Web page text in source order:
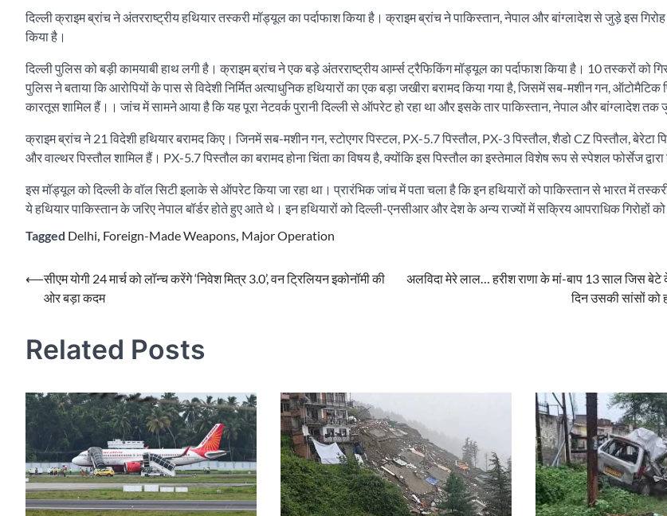
दिल्ली क्राइम ब्रांच ने अंतरराष्ट्रीय हथियार तस्करी मॉड्यूल का पर्दाफाश किया है। क्राइम ब्रांच ने पाकिस्तान, नेपाल और बांग्लादेश से जुड़े इस गिरोह
किया है।
दिल्ली पुलिस को बड़ी कामयाबी हाथ लगी है। क्राइम ब्रांच ने एक बड़े अंतरराष्ट्रीय आर्म्स ट्रैफिकिंग मॉड्यूल का पर्दाफाश किया है। 10 तस्करों को
पुलिस ने बताया कि आरोपियों के पास से विदेशी निर्मित अत्याधुनिक हथियारों का एक बड़ा जखीरा बरामद किया गया है, जिसमें सब-मशीन गन,
कारतूस शामिल हैं।। जांच में सामने आया है कि यह पूरा नेटवर्क पुरानी दिल्ली से ऑपरेट हो रहा था और इसके तार पाकिस्तान, नेपाल और बांग्लादेश तक
क्राइम ब्रांच ने 21 विदेशी हथियार बरामद किए। जिनमें सब-मशीन गन, स्टोएगर पिस्टल, PX-5.7 पिस्तौल, PX-3 पिस्तौल, शैडो CZ पिस्तौल, बेरेटा
और वाल्थर पिस्तौल शामिल हैं। PX-5.7 पिस्तौल का बरामद होना चिंता का विषय है, क्योंकि इस पिस्तौल का इस्तेमाल विशेष रूप से स्पेशल फोर्सेज द्वारा
इस मॉड्यूल को दिल्ली के वॉल सिटी इलाके से ऑपरेट किया जा रहा था। प्रारंभिक जांच में पता चला है कि इन हथियारों को पाकिस्तान से भारत में
ये हथियार पाकिस्तान के जरिए नेपाल बॉर्डर होते हुए आते थे। इन हथियारों को दिल्ली-एनसीआर और देश के अन्य राज्यों में सक्रिय आपराधिक गिरोहों को
Tagged Delhi Foreign-Made Weapons Major Operation
Post
navigation
⟵सीएम योगी 24 मार्च को लॉन्च करेंगे ‘निवेश मित्र 3.0’, वन ट्रिलियन इकोनॉमी की
ओर बड़ा कदम
अलविदा मेरे लाल… हरीश राणा के मां-बाप 13 साल जिस बेटे
दिन उसकी सांसों
Related Posts